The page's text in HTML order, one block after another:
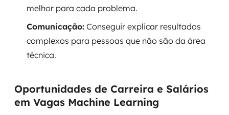
melhor para cada problema.
Comunicação: Conseguir explicar resultados
complexos para pessoas que não são da área
técnica.
Oportunidades de Carreira e Salários
em Vagas Machine Learning